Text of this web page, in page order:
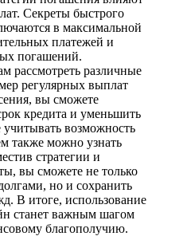
Секреты быстрого
в максимальной
платежей и
погашений.
рассмотреть различные
регулярных выплат
вы сможете
кредита и уменьшить
возможность
также можно узнать
стратегии и
вы сможете не только
но и сохранить
В итоге, использование
станет важным шагом
благополучию.